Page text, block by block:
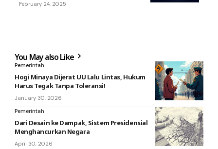
February 24, 2025
You May also Like
Pemerintah
Hogi Minaya Dijerat UU Lalu Lintas, Hukum
Harus Tegak Tanpa Toleransi!
January 30, 2026
Pemerintah
Dari Desain ke Dampak, Sistem Presidensial
Menghancurkan Negara
April 30, 2026